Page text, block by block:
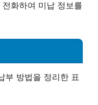
화하여 미납 정보를
부 방법을 정리한 표